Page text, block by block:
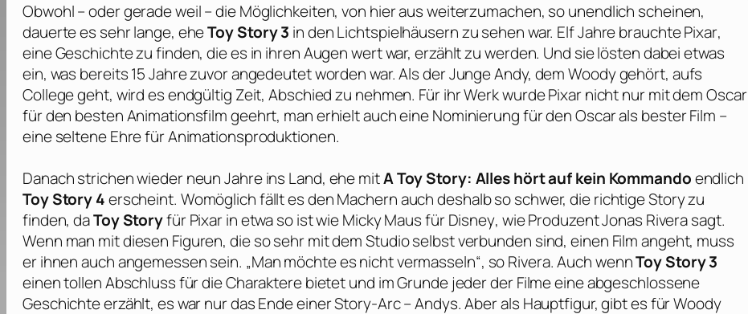
Obwohl – oder gerade weil – die Möglichkeiten, von hier aus weiterzumachen, so unendlich scheinen,
dauerte es sehr lange, eheToy Story 3 in den Lichtspielhäusern zu sehen war. Elf Jahre brauchtePixar,
eine Geschichte zu finden, die es in ihren Augen wert war, erzählt zu werden. Und sie lösten dabei etwas
ein, was bereits 15 Jahre zuvor angedeutet worden war. Als der Junge Andy, dem Woody gehört, aufs
College geht, wird es endgültig Zeit, Abschied zu nehmen. Für ihr Werk wurdePixarnicht nur mit demOscar
für den besten Animationsfilm geehrt, man erhielt auch eine Nominierung für denOscarals bester Film –
eine seltene Ehre für Animationsproduktionen.
Danach strichen wieder neun Jahre ins Land, ehe mitA Toy Story: Alles hört auf kein Kommandoendlich
Toy Story 4erscheint. Womöglich fällt es den Machern auch deshalb so schwer, die richtige Story zu
finden, daToy StoryfürPixarin etwa so ist wie Micky Maus fürDisney, wie ProduzentJonas Riverasagt.
Wenn man mit diesen Figuren, die so sehr mit dem Studio selbst verbunden sind, einen Film angeht, muss
er ihnen auch angemessen sein. „Man möchte es nicht vermasseln“, soRivera. Auch wennToy Story 3
einen tollen Abschluss für die Charaktere bietet und im Grunde jeder der Filme eine abgeschlossene
Geschichte erzählt, es war nur das Ende einer Story-Arc – Andys. Aber als Hauptfigur, gibt es für Woody